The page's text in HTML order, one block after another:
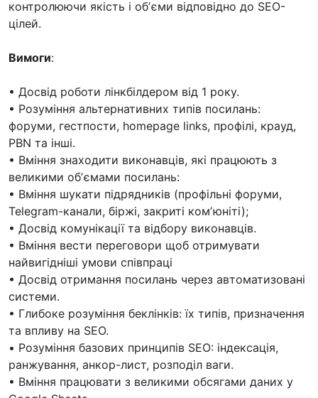
контролюючи якість і обʼєми відповідно до SEO-
цілей.
Вимоги:
• Досвід роботи лінкбілдером від 1 року.
• Розуміння альтернативних типів посилань:
форуми, гестпости, homepage links, профілі, крауд,
PBN та інші.
• Вміння знаходити виконавців, які працюють з
великими обʼємами посилань:
• Вміння шукати підрядників (профільні форуми,
Telegram-канали, біржі, закриті комʼюніті);
• Досвід комунікації та відбору виконавців.
• Вміння вести переговори щоб отримувати
найвигідніші умови співпраці
• Досвід отримання посилань через автоматизовані
системи.
• Глибоке розуміння беклінків: їх типів, призначення
та впливу на SEO.
• Розуміння базових принципів SEO: індексація,
ранжування, анкор-лист, розподіл ваги.
• Вміння працювати з великими обсягами даних у